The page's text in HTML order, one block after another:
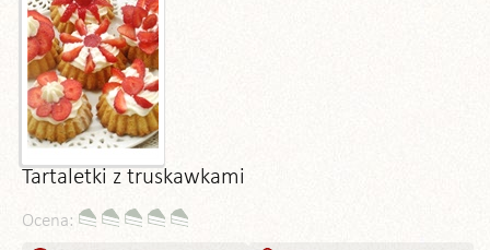
Tartaletki z truskawkami
Ocena: